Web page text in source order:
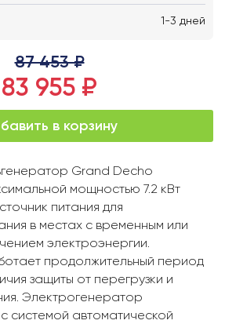
1-3 дней
87 453 ₽
83 955 ₽
в корзину
Grand Decho
мощностью 7.2 кВт
питания для
в местах с временным или
электроэнергии.
продолжительный период
защиты от перегрузки и
Электрогенератор
системой автоматической